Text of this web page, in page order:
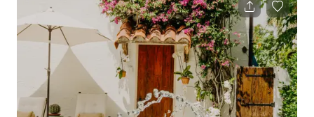
"showhouse" si trova in un quartiere vintage ed è la casa di
alcuni degli alberi originali. L'intero "composto" è recintato per
la privacy e ci sono due cancelli. Uno con un vialetto e l'altro
con prat